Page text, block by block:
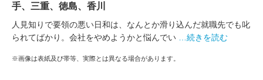
手、三重、徳島、香川
人見知りで要領の悪い日和は、なんとか滑り込んだ就職先でも叱
られてばかり。会社をやめようかと悩んでい
…続きを読む
※画像は表紙及び帯等、実際とは異なる場合があります。